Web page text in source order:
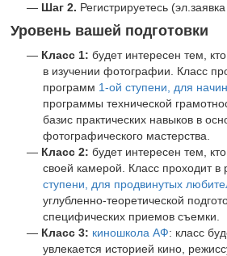
Шаг 2. Регистрируетесь
Уровень вашей подготовки
Класс 1: будет интересен тем,
в изучении фотографии. Класс
программ 1-ой ступени, для
программы технической
базис практических навыков в
фотографического мастерства.
Класс 2: будет интересен тем,
своей камерой. Класс проходит в
ступени, для продвинутых
углубленно-теоретической
специфических приемов съемки.
Класс 3: киношкола АФ: класс
увлекается историей кино,